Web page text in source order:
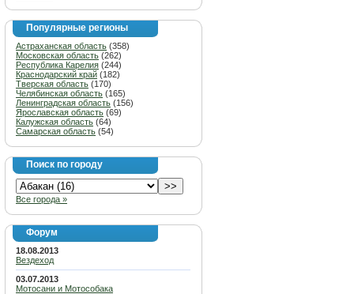
Популярные регионы
Астраханская область (358)
Московская область (262)
Республика Карелия (244)
Краснодарский край (182)
Тверская область (170)
Челябинская область (165)
Ленинградская область (156)
Ярославская область (69)
Калужская область (64)
Самарская область (54)
Поиск по городу
Все города »
Форум
18.08.2013
Вездеход
03.07.2013
Мотосани и Мотособака